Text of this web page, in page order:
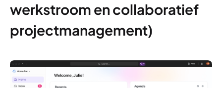
werkstroom en collaboratief
projectmanagement)